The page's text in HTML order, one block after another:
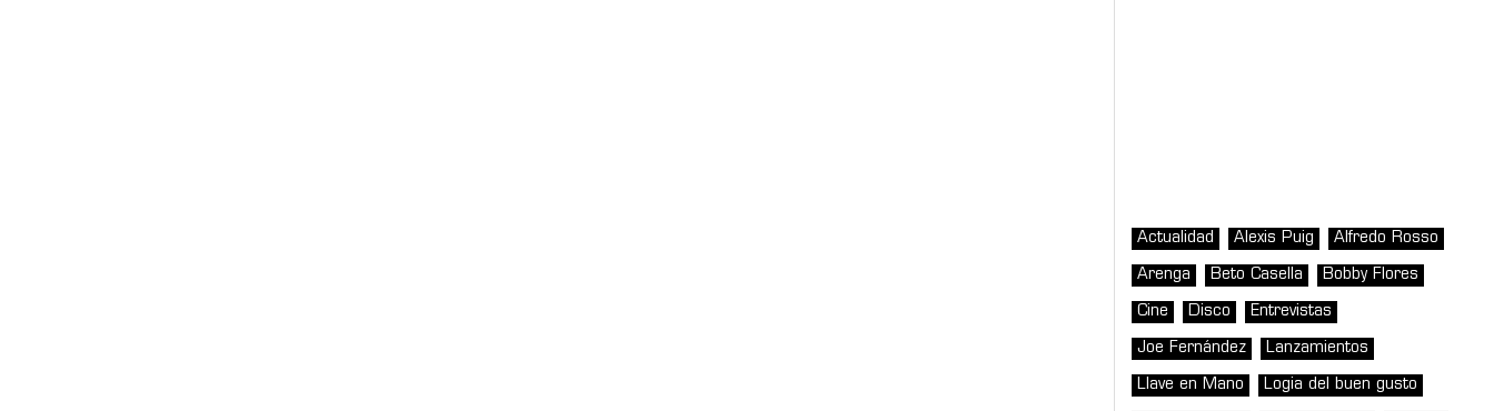
Actualidad Alexis Puig Alfredo Rosso
Arenga Beto Casella Bobby Flores
Cine Disco Entrevistas
Joe Fernández Lanzamientos
Llave en Mano Logia del buen gusto